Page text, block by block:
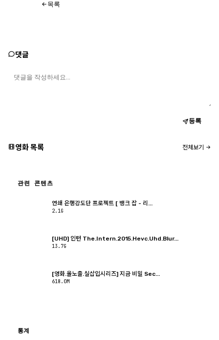
목록
댓글
등록
영화 목록 전체보기
관련 콘텐츠
연쇄 은행강도단 프로젝트 [ 뱅크 잡 - 리...
2.1G
[UHD] 인턴 The.Intern.2015.Hevc.Uhd.Blur...
13.7G
[영화.올노출.실삽입시리즈] 지금 비밀 Sec...
618.0M
통계